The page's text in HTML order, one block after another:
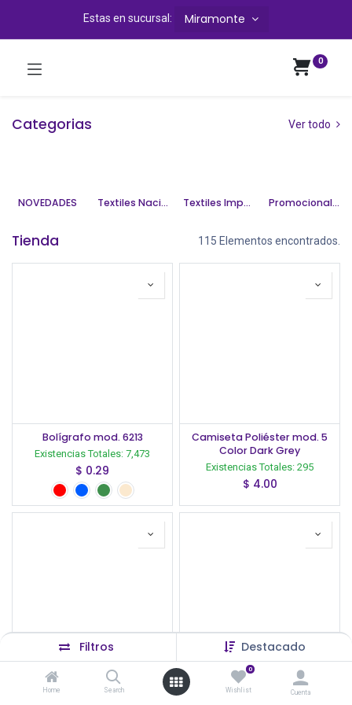
Filtros Destacado
Home Search
0
Wishlist Cuenta
Estas en sucursal: Miramonte
0
Categorias Ver todo
NOVEDADES Textiles Nacionales Textiles Importados Promocionales
Tienda 115 Elementos encontrados.
Bolígrafo mod. 6213
Existencias Totales: 7,473
$ 0.29
Camiseta Poliéster mod. 5
Color Dark Grey
Existencias Totales: 295
$ 4.00
Camiseta Poliéster mod. 5
Camiseta Poliéster mod. 5